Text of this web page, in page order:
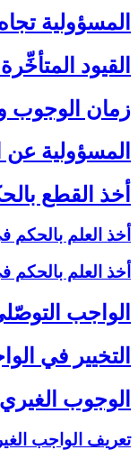
المسؤولية
القيود
زمان الوجوب
المسؤولية
أخذ القطع
أخذ العلم
أخذ العلم
الواجب
التخيير في
الوجوب
تعريف الواجب